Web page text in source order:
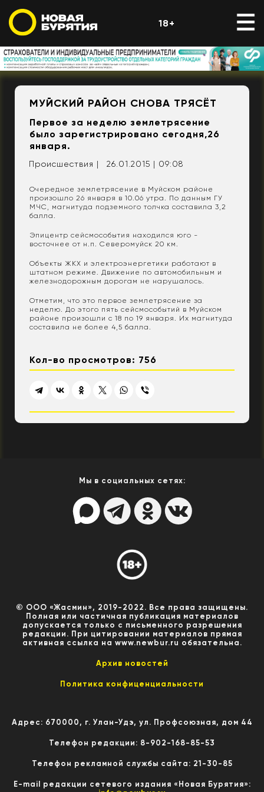
18+
МУЙСКИЙ РАЙОН СНОВА ТРЯСЁТ
Первое за неделю землетрясение
было зарегистрировано сегодня,26
января.
Происшествия | 26.01.2015 | 09:08
Очередное землетрясение в Муйском районе
произошло 26 января в 10.06 утра. По данным ГУ
МЧС, магнитуда подземного толчка составила 3,2
балла.
Эпицентр сейсмособытия находился юго -
восточнее от н.п. Северомуйск 20 км.
Объекты ЖКХ и электроэнергетики работают в
штатном режиме. Движение по автомобильным и
железнодорожным дорогам не нарушалось.
Отметим, что это первое землетрясение за
неделю. До этого пять сейсмособытий в Муйском
районе произошли с 18 по 19 января. Их магнитуда
составила не более 4,5 балла.
Кол-во просмотров: 756
Мы в социальных сетях:
© ООО «Жасмин», 2019-2022. Все права защищены.
Полная или частичная публикация материалов
допускается только с письменного разрешения
редакции. При цитировании материалов прямая
активная ссылка на www.newbur.ru обязательна.
Архив новостей
Политика конфиценциальности
Адрес: 670000, г. Улан-Удэ, ул. Профсоюзная, дом 44
Телефон редакции: 8-902-168-85-53
Телефон рекламной службы сайта: 21-30-85
E-mail редакции сетевого издания «Новая Бурятия»: